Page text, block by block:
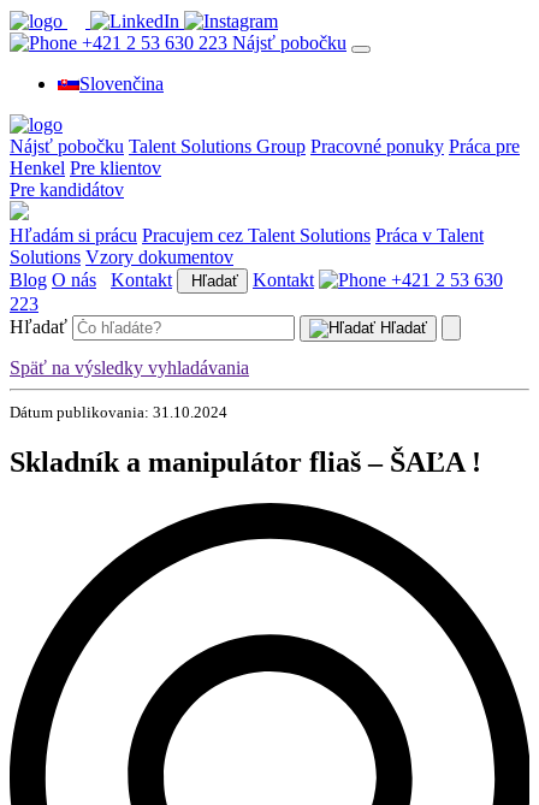
+421 2 53 630 223 Nájsť pobočku
Slovenčina
Nájsť pobočku Talent Solutions Group Pracovné ponuky Práca pre
Henkel Pre klientov
Pre kandidátov
Hľadám si prácu Pracujem cez Talent Solutions Práca v Talent
Solutions Vzory dokumentov
Blog O nás Kontakt Hľadať Kontakt
+421 2 53 630
223
Hľadať
Hľadať
Späť na výsledky vyhladávania
Dátum publikovania: 31.10.2024
Skladník a manipulátor fliaš – ŠAĽA !